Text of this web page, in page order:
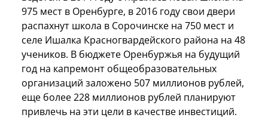
975 мест в Оренбурге, в 2016 году свои двери
распахнут школа в Сорочинске на 750 мест и
селе Ишалка Красногвардейского района на 48
учеников. В бюджете Оренбуржья на будущий
год на капремонт общеобразовательных
организаций заложено 507 миллионов рублей,
еще более 228 миллионов рублей планируют
привлечь на эти цели в качестве инвестиций.